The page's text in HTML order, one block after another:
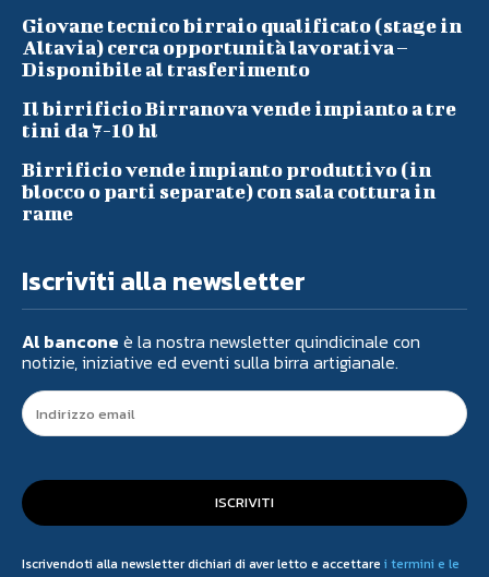
Giovane tecnico birraio qualificato (stage in
Altavia) cerca opportunità lavorativa –
Disponibile al trasferimento
Il birrificio Birranova vende impianto a tre
tini da 7-10 hl
Birrificio vende impianto produttivo (in
blocco o parti separate) con sala cottura in
rame
Iscriviti alla newsletter
Al bancone è la nostra newsletter quindicinale con
notizie, iniziative ed eventi sulla birra artigianale.
ISCRIVITI
Iscrivendoti alla newsletter dichiari di aver letto e accettare i termini e le